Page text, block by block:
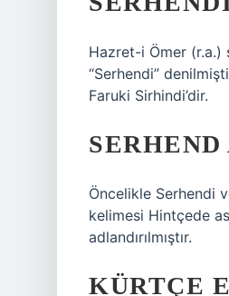
Hazret-i Ömer (r.a.)
“Serhendi”
Faruki Sirhindi’dir.
Öncelikle Serhendi
kelimesi Hintçede
adlandırılmıştır.
KÜRTÇE